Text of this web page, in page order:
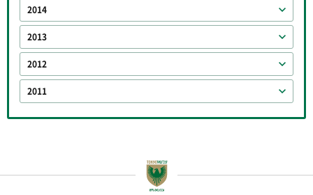
2014
2013
2012
2011